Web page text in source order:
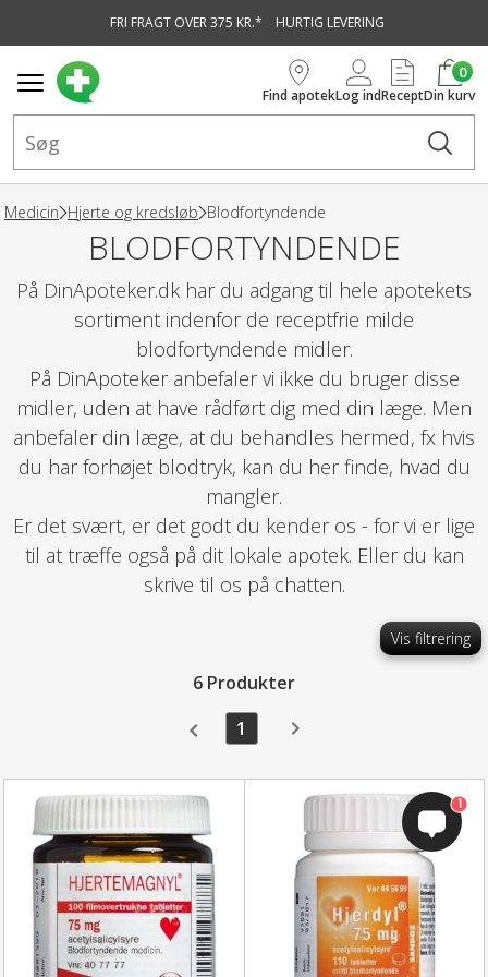
FRI FRAGT OVER 375 KR.* HURTIG LEVERING
Find apotekLog indRecept
0
Din kurv
Medicin Hjerte og kredsløb Blodfortyndende
BLODFORTYNDENDE
På DinApoteker.dk har du adgang til hele apotekets
sortiment indenfor de receptfrie milde
blodfortyndende midler.
På DinApoteker anbefaler vi ikke du bruger disse
midler, uden at have rådført dig med din læge. Men
anbefaler din læge, at du behandles hermed, fx hvis
du har forhøjet blodtryk, kan du her finde, hvad du
mangler.
Er det svært, er det godt du kender os - for vi er lige
til at træffe også på dit lokale apotek. Eller du kan
skrive til os på chatten.
Vis filtrering
6 Produkter
1
1